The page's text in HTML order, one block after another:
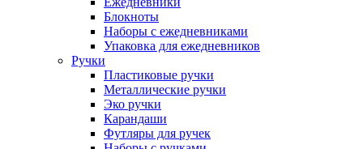
Блокноты
Наборы с ежедневниками
Упаковка для ежедневников
Ручки
Пластиковые ручки
Металлические ручки
Эко ручки
Карандаши
Футляры для ручек